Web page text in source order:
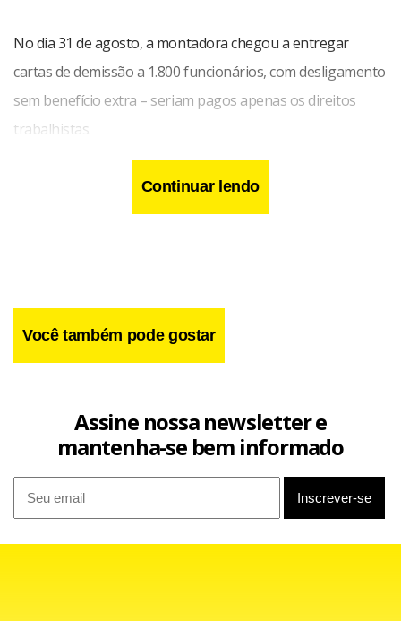
No dia 31 de agosto, a montadora chegou a entregar
cartas de demissão a 1.800 funcionários, com desligamento
sem benefício extra – seriam pagos apenas os direitos
trabalhistas.
Se a proposta for aprovada, a empresa se compromete a
Continuar lendo
Você também pode gostar
Assine nossa newsletter e
mantenha-se bem informado